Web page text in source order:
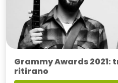
Grammy Awards
ritirano